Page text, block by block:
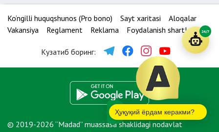
Ko‘ngilli huquqshunos (Pro bono) Sayt xaritasi
Aloqalar
Vakansiya
Reglament Reklama Foydalanish shartlari
Кузатиб боринг:
© 2019-2026 “Madad” muassasa shaklidagi nodavlat
Ҳуқуқий ёрдам керакми?
24/7